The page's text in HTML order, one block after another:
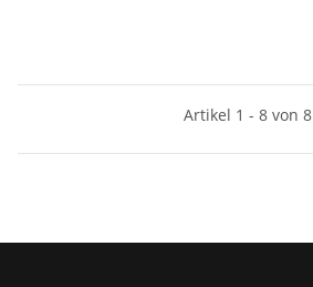
Artikel 1 - 8 von 8